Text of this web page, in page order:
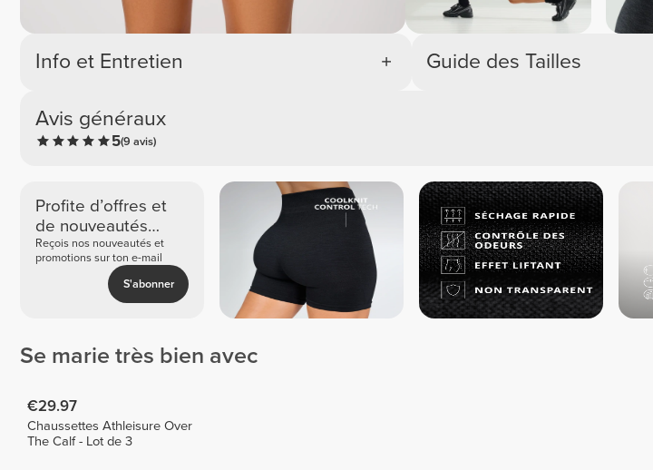
Info et Entretien
Avis généraux
5(9 avis)
Guide des Tailles
Profite d’offres et
de nouveautés
exclusives
Reçois nos nouveautés et
promotions sur ton e-mail
S'abonner
Se marie très bien avec
€29.97
Chaussettes Athleisure Over
The Calf - Lot de 3